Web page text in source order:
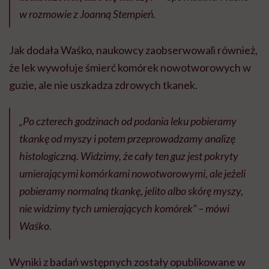
w rozmowie z Joanną Stempień.
Jak dodała Waśko, naukowcy zaobserwowali również,
że lek wywołuje śmierć komórek nowotworowych w
guzie, ale nie uszkadza zdrowych tkanek.
„Po czterech godzinach od podania leku pobieramy
tkankę od myszy i potem przeprowadzamy analizę
histologiczną. Widzimy, że cały ten guz jest pokryty
umierającymi komórkami nowotworowymi, ale jeżeli
pobieramy normalną tkankę, jelito albo skórę myszy,
nie widzimy tych umierających komórek” – mówi
Waśko.
Wyniki z badań wstępnych zostały opublikowane w